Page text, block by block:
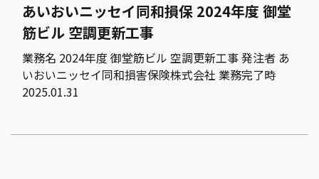
あいおいニッセイ同和損保 2024年度 御堂
筋ビル 空調更新工事
業務名 2024年度 御堂筋ビル 空調更新工事 発注者 あ
いおいニッセイ同和損害保険株式会社 業務完了時
2025.01.31